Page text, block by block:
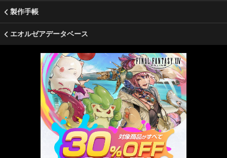
製作手帳
エオルゼアデータベース